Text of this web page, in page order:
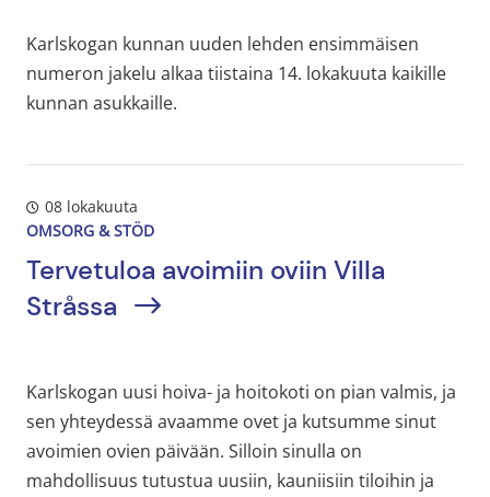
Karlskogan kunnan uuden lehden ensimmäisen
numeron jakelu alkaa tiistaina 14. lokakuuta kaikille
kunnan asukkaille.
08 lokakuuta
OMSORG & STÖD
Tervetuloa avoimiin oviin Villa
Stråssa
Karlskogan uusi hoiva- ja hoitokoti on pian valmis, ja
sen yhteydessä avaamme ovet ja kutsumme sinut
avoimien ovien päivään. Silloin sinulla on
mahdollisuus tutustua uusiin, kauniisiin tiloihin ja